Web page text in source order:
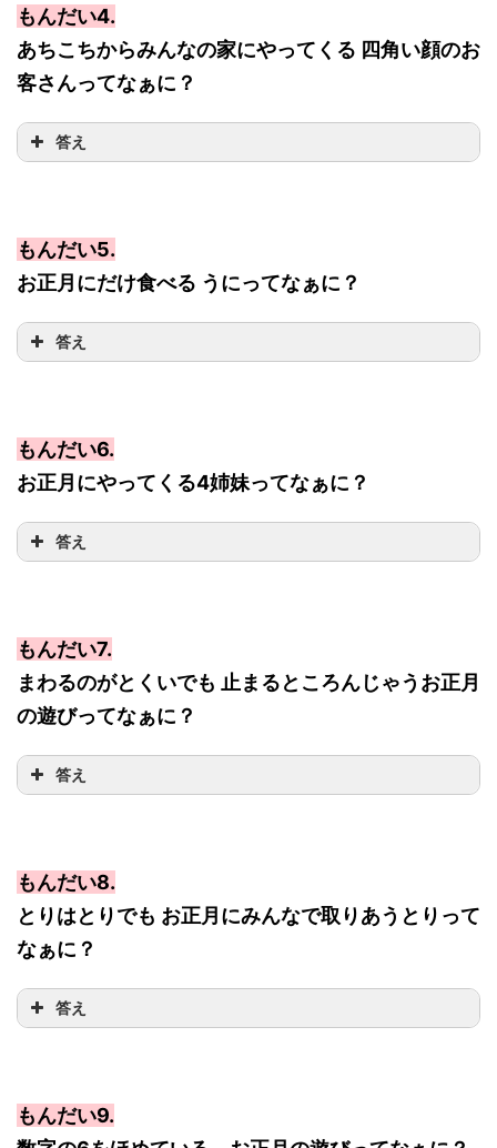
もんだい4.
あちこちからみんなの家にやってくる 四角い顔のお
客さんってなぁに？
答え
もんだい5.
お正月にだけ食べる うにってなぁに？
答え
もんだい6.
お正月にやってくる4姉妹ってなぁに？
答え
もんだい7.
まわるのがとくいでも 止まるところんじゃうお正月
の遊びってなぁに？
答え
もんだい8.
とりはとりでも お正月にみんなで取りあうとりって
なぁに？
答え
もんだい9.